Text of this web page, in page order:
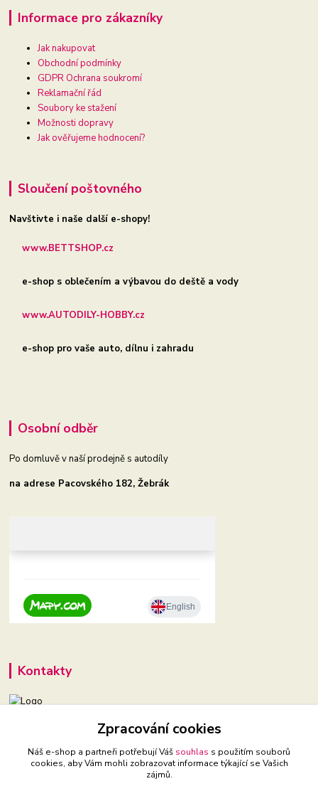
Informace pro zákazníky
Jak nakupovat
Obchodní podmínky
GDPR Ochrana soukromí
Reklamační řád
Soubory ke stažení
Možnosti dopravy
Jak ověřujeme hodnocení?
Sloučení poštovného
Navštivte i naše další e-shopy!
www.BETTSHOP.cz
e-shop s oblečením a výbavou do deště a vody
www.AUTODILY-HOBBY.cz
e-shop pro vaše auto, dílnu i zahradu
Osobní odběr
Po domluvě v naší prodejně s autodíly
na adrese Pacovského 182, Žebrák
Kontakty
+420 604 921 321
babyveci@babyveci.cz
Zpracování cookies
Náš e-shop a partneři potřebují Váš souhlas s použitím souborů
cookies, aby Vám mohli zobrazovat informace týkající se Vašich
zájmů.